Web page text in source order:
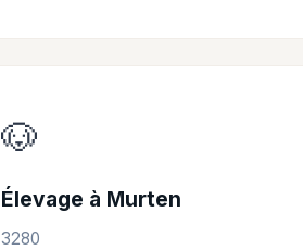
🐶
Élevage à Murten
3280